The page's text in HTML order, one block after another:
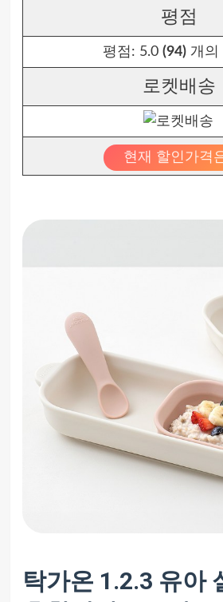
평점
평점: 5.0 (94)개의
로켓배송
현재 할인가격
탁가온 1.2.3 유아